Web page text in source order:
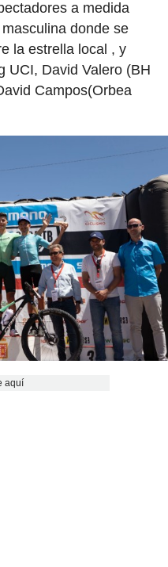
a medida
donde se
la estrella local , y
UCI, David Valero (BH
Campos(Orbea
aquí